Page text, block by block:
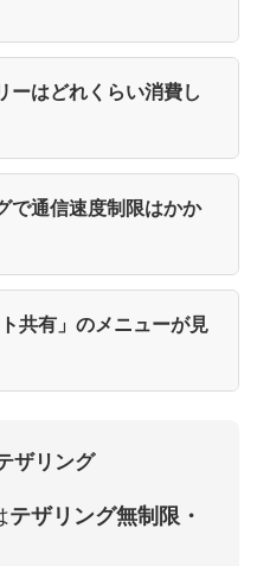
ーはどれくらい消費し
で通信速度制限はかか
共有」のメニューが見
ザリング
テザリング無制限・